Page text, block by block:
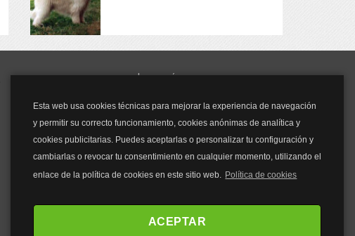
Esta web usa cookies técnicas para mejorar la experiencia de navegación
y permitir su correcto funcionamiento, cookies anónimas de analítica y
cookies publicitarias. Puedes aceptarlas o personalizar tu configuración y
cambiarlas o revocar tu consentimiento en cualquier momento, utilizando el
enlace de la política de cookies en este sitio web. Política de cookies
ACEPTAR
y mucho más...
Mascarillas
Mascarillas FFP2
Mascarillas FFP3
Bolsos
Bolsos Tous
Bolsos Antirrobo
Bolsos Verano